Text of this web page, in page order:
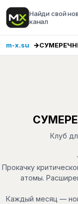
Найди свой
канал
m-x.su
Клуб
Прокачку
атомы.
Каждый месяц —